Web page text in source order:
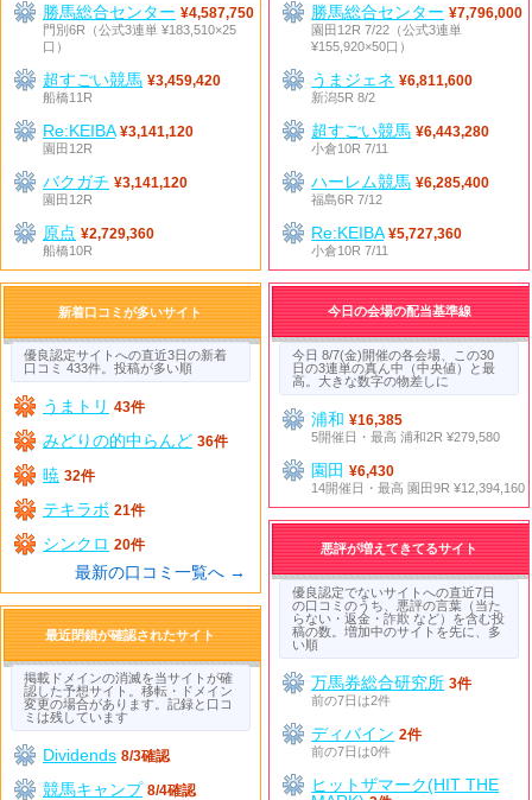
勝馬総合センター ¥4,587,750
門別6R（公式3連単 ¥183,510×25
口）
超すごい競馬 ¥3,459,420
船橋11R
Re:KEIBA ¥3,141,120
園田12R
バクガチ ¥3,141,120
園田12R
原点 ¥2,729,360
船橋10R
勝馬総合センター ¥7,796,000
園田12R 7/22（公式3連単
¥155,920×50口）
うまジェネ ¥6,811,600
新潟5R 8/2
超すごい競馬 ¥6,443,280
小倉10R 7/11
ハーレム競馬 ¥6,285,400
福島6R 7/12
Re:KEIBA ¥5,727,360
小倉10R 7/11
新着口コミが多いサイト
優良認定サイトへの直近3日の新着
口コミ 433件。投稿が多い順
うまトリ 43件
みどりの的中らんど 36件
暁 32件
テキラボ 21件
シンクロ 20件
最新の口コミ一覧へ →
今日の会場の配当基準線
今日 8/7(金)開催の各会場、この30
日の3連単の真ん中（中央値）と最
高。大きな数字の物差しに
浦和¥16,385
5開催日・最高 浦和2R ¥279,580
園田¥6,430
14開催日・最高 園田9R ¥12,394,160
悪評が増えてきてるサイト
優良認定でないサイトへの直近7日
の口コミのうち、悪評の言葉（当た
らない・返金・詐欺 など）を含む投
稿の数。増加中のサイトを先に、多
い順
万馬券総合研究所 3件
前の7日は2件
ディバイン 2件
前の7日は0件
ヒットザマーク(HIT THE
最近閉鎖が確認されたサイト
掲載ドメインの消滅を当サイトが確
認した予想サイト。移転・ドメイン
変更の場合があります。記録と口コ
ミは残しています
Dividends 8/3確認
競馬キャンプ 8/4確認